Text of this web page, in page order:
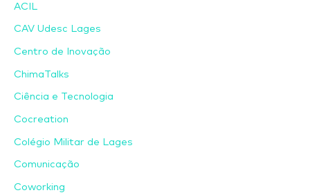
ACIL
CAV Udesc Lages
Centro de Inovação
ChimaTalks
Ciência e Tecnologia
Cocreation
Colégio Militar de Lages
Comunicação
Coworking